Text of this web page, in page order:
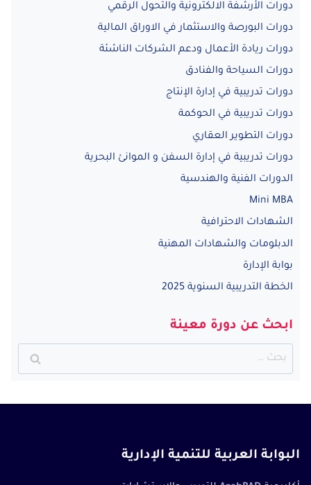
دورات الأرشفة الالكترونية والتحول الرقمي
دورات البورصة والاستثمار في الاوراق المالية
دورات ريادة الأعمال ودعم الشركات الناشئة
دورات السياحة والفنادق
دورات تدريبية في إدارة الإنتاج
دورات تدريبية في الحوكمة
دورات التطوير العقاري
دورات تدريبية في إدارة السفن و الموانئ البحرية
الدورات الفنية والهندسية
Mini MBA
الشهادات الاحترافية
الدبلومات والشهادات المهنية
بوابة الإدارة
الخطة التدريبية السنوية 2025
ابحث عن دورة معينة
البحث
عن:
البوابة العربية للتنمية الإدارية